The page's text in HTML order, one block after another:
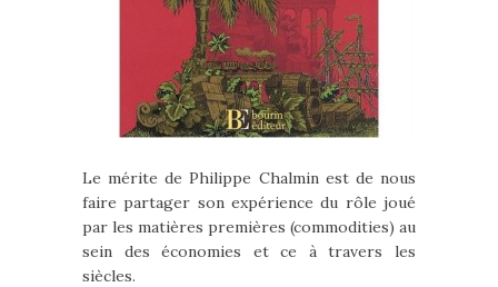
Le mérite de Philippe Chalmin est de nous
faire partager son expérience du rôle joué
par les matières premières (commodities) au
sein des économies et ce à travers les
siècles.